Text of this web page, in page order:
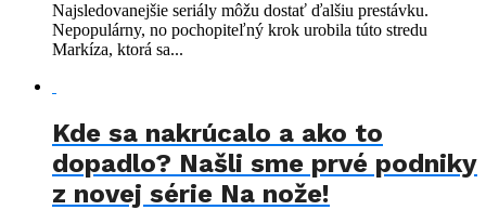
Najsledovanejšie seriály môžu dostať ďalšiu prestávku.
Nepopulárny, no pochopiteľný krok urobila túto stredu
Markíza, ktorá sa...
Kde sa nakrúcalo a ako to
dopadlo? Našli sme prvé podniky
z novej série Na nože!